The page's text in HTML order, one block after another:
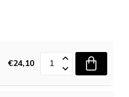
€24,10